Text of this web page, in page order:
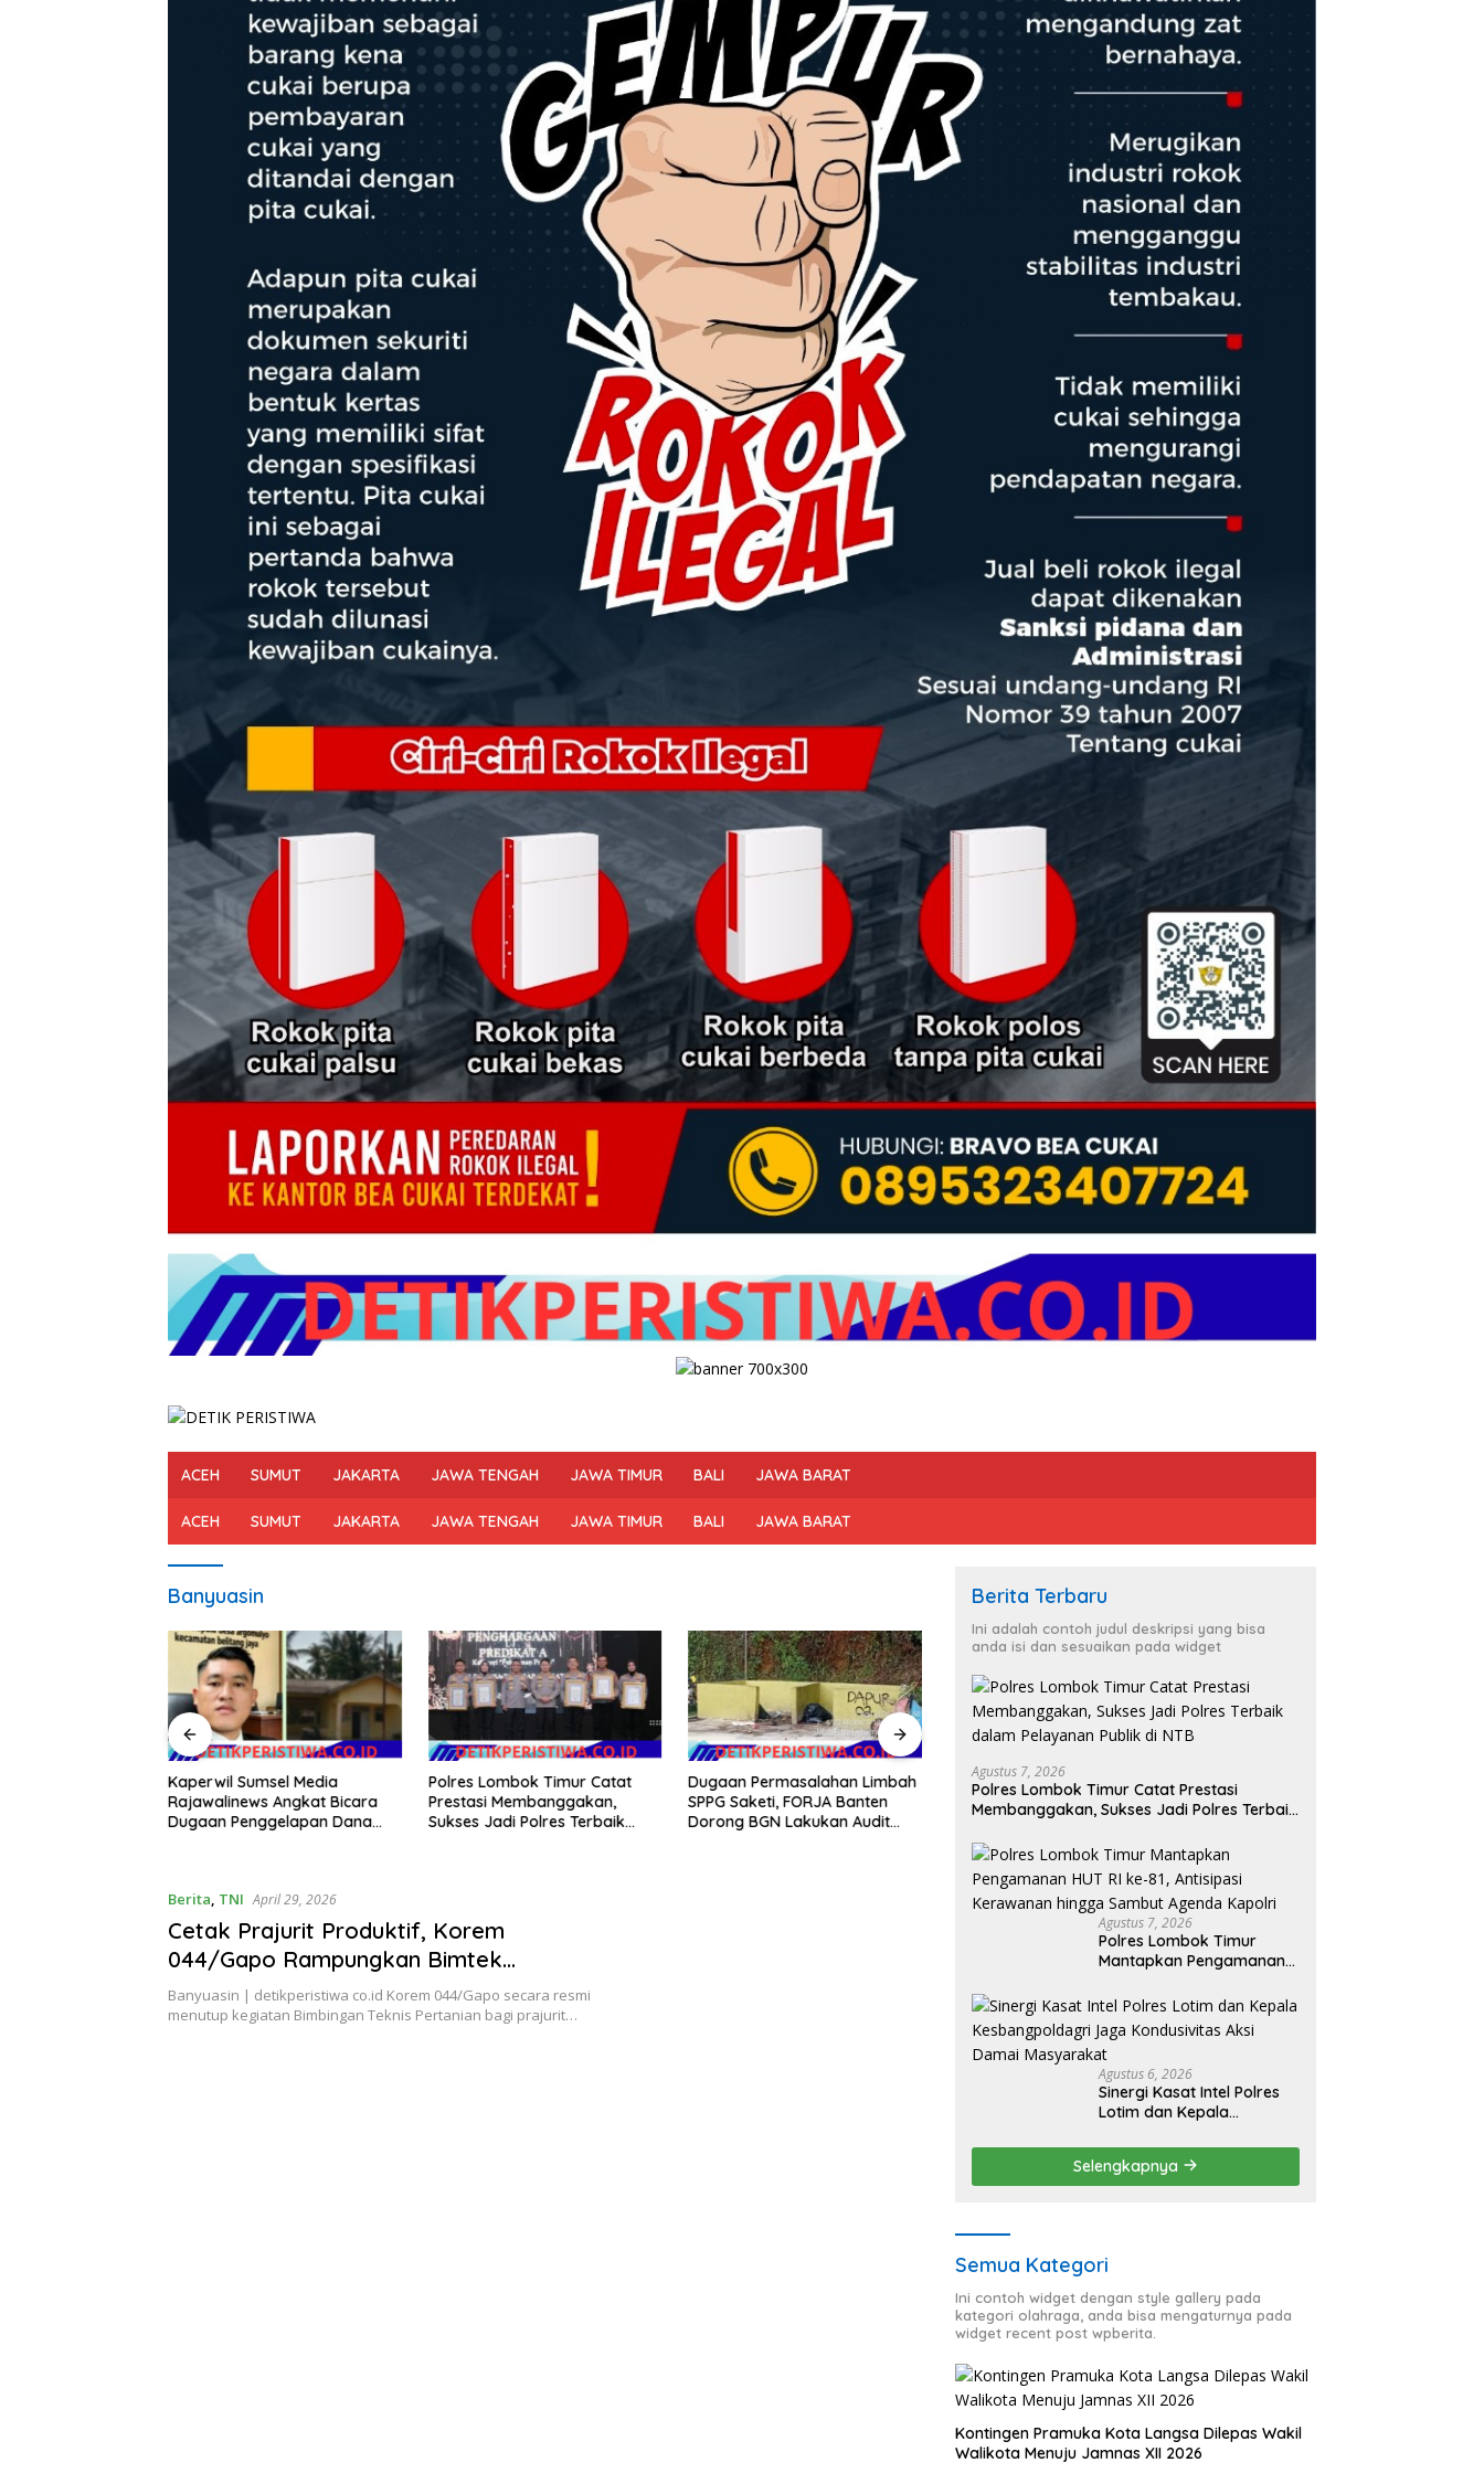
ACEH SUMUT JAKARTA JAWA TENGAH JAWA TIMUR BALI JAWA BARAT
ACEH SUMUT JAKARTA JAWA TENGAH JAWA TIMUR BALI JAWA BARAT
Banyuasin
Kaperwil Sumsel Media
Rajawalinews Angkat Bicara
Dugaan Penggelapan Dana
Pembangunan
Polres Lombok Timur Catat
Prestasi Membanggakan,
Sukses Jadi Polres Terbaik
Dugaan Permasalahan Limbah
SPPG Saketi, FORJA Banten
Dorong BGN Lakukan Audit
Polres Lombok Timur
Mantapkan Pengamanan HUT
RI ke-81, Antisipasi Kerawanan
hingga Sambut Agenda Kapolri
Aspirasi dalam Pembahasan
RUU Ketenagakerjaan
Berita, TNI April 29, 2026
Cetak Prajurit Produktif, Korem
044/Gapo Rampungkan Bimtek
Pertanian
Banyuasin | detikperistiwa co.id Korem 044/Gapo secara resmi
menutup kegiatan Bimbingan Teknis Pertanian bagi prajurit…
Berita Terbaru
Ini adalah contoh judul deskripsi yang bisa
anda isi dan sesuaikan pada widget
Agustus 7, 2026
Polres Lombok Timur Catat Prestasi
Membanggakan, Sukses Jadi Polres Terbaik
Agustus 7, 2026
Polres Lombok Timur
Mantapkan Pengamanan
Kerawanan hingga
Sambut Agenda Kapolri
Agustus 6, 2026
Sinergi Kasat Intel Polres
Lotim dan Kepala
Kondusivitas Aksi Damai
Masyarakat
Selengkapnya
Semua Kategori
Ini contoh widget dengan style gallery pada
kategori olahraga, anda bisa mengaturnya pada
widget recent post wpberita.
Kontingen Pramuka Kota Langsa Dilepas Wakil
Walikota Menuju Jamnas XII 2026